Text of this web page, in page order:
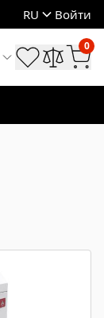
RU Войти
0